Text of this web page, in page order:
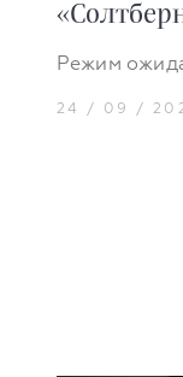
Режим
24 / 09 /